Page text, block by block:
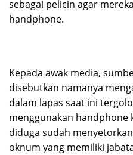
sebagai pelicin agar
handphone.
Kepada awak media,
disebutkan namanya
dalam lapas saat ini
menggunakan handphone
diduga sudah
oknum yang memiliki